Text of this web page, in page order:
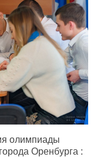
олимпиады
Оренбурга :